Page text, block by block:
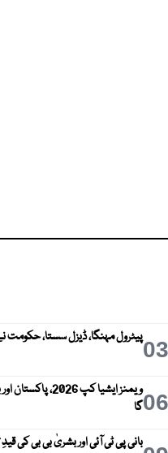
03پیٹرول مہنگا، ڈیزل سستا، حکومت
06
ویمنز ایشیا کپ
گا
بانی پی ٹی آئی اور بشریٰ بی بی کی